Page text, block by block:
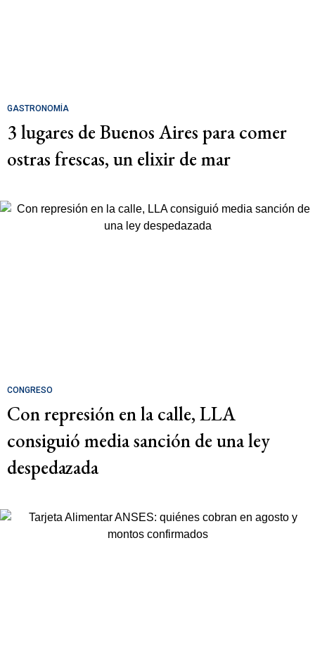
GASTRONOMÍA
3 lugares de Buenos Aires para comer
ostras frescas, un elixir de mar
CONGRESO
Con represión en la calle, LLA
consiguió media sanción de una ley
despedazada